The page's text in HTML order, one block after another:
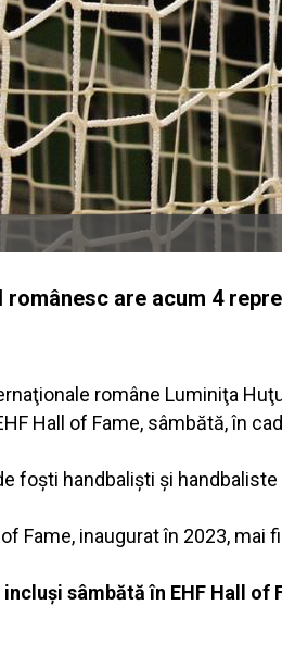
românesc are acum 4
române Luminiţa
Hall of Fame, sâmbătă, în
foşti handbalişti şi
of Fame, inaugurat în 2023,
sâmbătă în EHF Hall of